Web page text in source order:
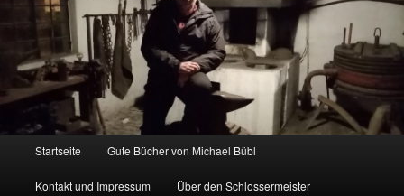
Zum Inhalt wechseln
Zum sekundären Inhalt wechseln
Startseite Gute Bücher von Michael Bübl
Kontakt und Impressum Über den Schlossermeister